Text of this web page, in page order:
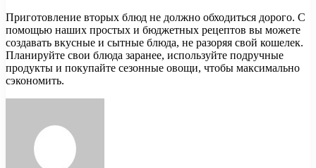
Приготовление вторых блюд не должно обходиться дорого. С
помощью наших простых и бюджетных рецептов вы можете
создавать вкусные и сытные блюда, не разоряя свой кошелек.
Планируйте свои блюда заранее, используйте подручные
продукты и покупайте сезонные овощи, чтобы максимально
сэкономить.